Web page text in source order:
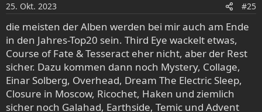
n
e
n
25. Okt. 2023 #25
die meisten der Alben werden bei mir auch am Ende
in den Jahres-Top20 sein. Third Eye wackelt etwas,
Course of Fate & Tesseract eher nicht, aber der Rest
sicher. Dazu kommen dann noch Mystery, Collage,
Einar Solberg, Overhead, Dream The Electric Sleep,
Closure in Moscow, Ricochet, Haken und ziemlich
sicher noch Galahad, Earthside, Temic und Advent